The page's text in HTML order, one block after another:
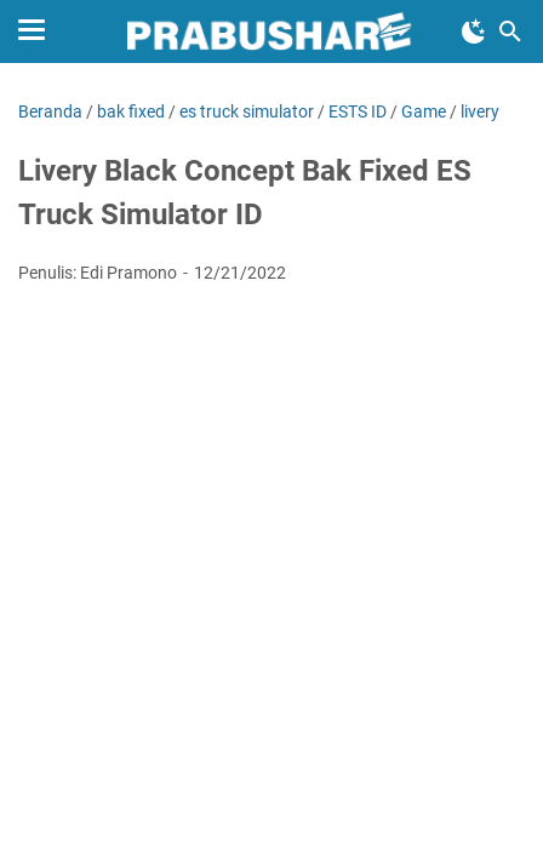
Beranda / bak fixed /es truck simulator / ESTS ID /Game / livery
Livery Black Concept Bak Fixed ES
Truck Simulator ID
Penulis: Edi Pramono 12/21/2022